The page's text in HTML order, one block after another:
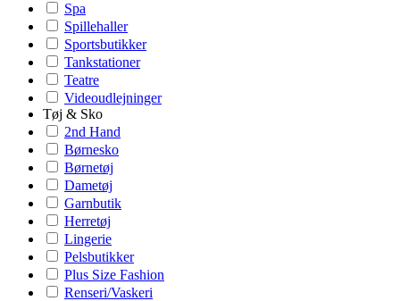
Spa
Spillehaller
Sportsbutikker
Tankstationer
Teatre
Videoudlejninger
Tøj & Sko
2nd Hand
Børnesko
Børnetøj
Dametøj
Garnbutik
Herretøj
Lingerie
Pelsbutikker
Plus Size Fashion
Renseri/Vaskeri